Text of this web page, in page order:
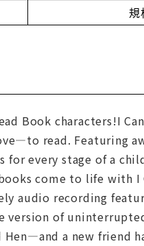
規
Book characters!I
read. Featuring
every stage of a
come to life with I
audio recording
version of
a new friend